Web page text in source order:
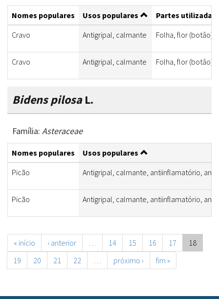
Nomes populares Usos populares
Partes utilizadas
Cravo
Antigripal, calmante Folha, flor (botâo)
Cravo Antigripal, calmante Folha, flor (botâo)
Bidens pilosaL.
Família: Asteraceae
Nomes populares
Usos populares
Picão
Antigripal, calmante, antiinflamatório,
Picão Antigripal, calmante, antiinflamatório,
« início ‹ anterior … 14 15 16 17
18
19
20 21 22 … próximo › fim »